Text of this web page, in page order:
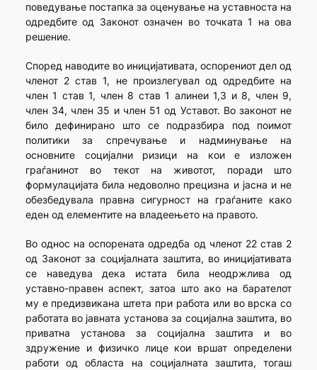
поведување постапка за оценување на уставноста на
одредбите од Законот означен во точката 1 на ова
решение.
Според наводите во иницијативата, оспорениот дел од
членот 2 став 1, не произлегувал од одредбите на
член 1 став 1, член 8 став 1 алинеи 1,3 и 8, член 9,
член 34, член 35 и член 51 од Уставот. Во законот не
било дефинирано што се подразбира под поимот
политики за спречување и надминување на
основните социјални ризици на кои е изложен
граѓанинот во текот на животот, поради што
формулацијата била недоволно прецизна и јасна и не
обезбедувала правна сигурност на граѓаните како
еден од елементите на владеењето на правото.
Во однос на оспорената одредба од членот 22 став 2
од Законот за социјалната заштита, во иницијативата
се наведува дека истата била неодржлива од
уставно-правен аспект, затоа што ако на барателот
му е предизвикана штета при работа или во врска со
работата во јавната установа за социјална заштита, во
приватна установа за социјална заштита и во
здружение и физичко лице кои вршат определени
работи од областа на социјалната заштита, тогаш